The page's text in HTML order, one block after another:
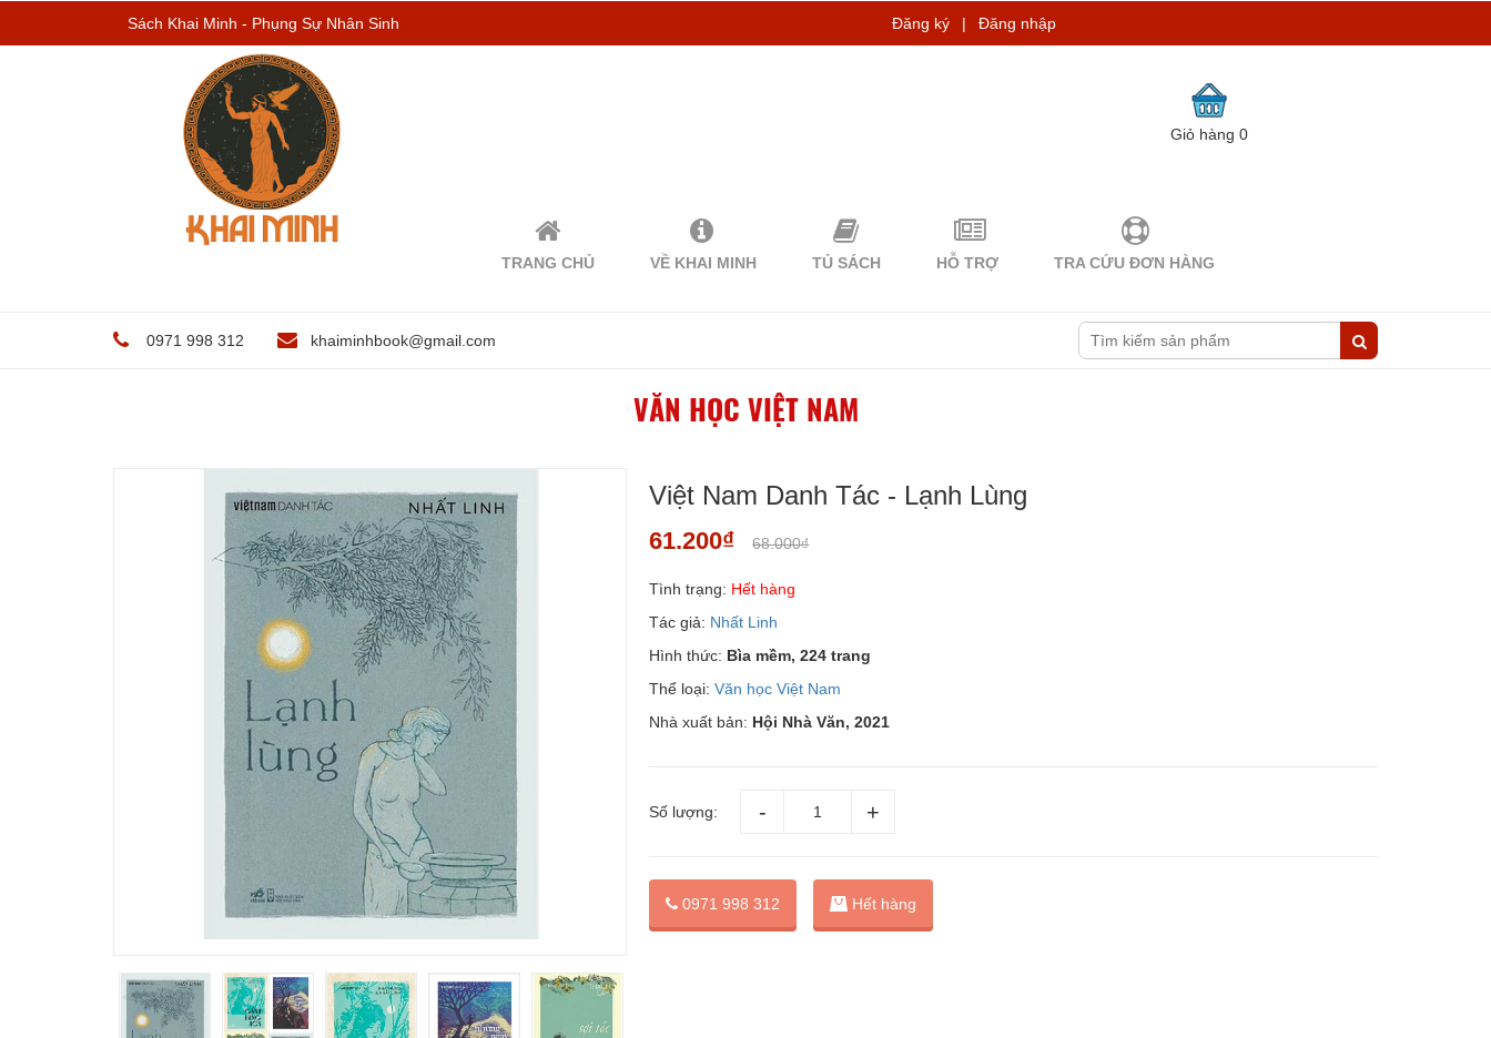
Sách Khai Minh - Phụng Sự Nhân Sinh Đăng ký | Đăng nhập
Giỏ hàng0
TRANG CHỦ VỀ KHAI MINH TỦ SÁCH HỖ TRỢ TRA CỨU ĐƠN HÀNG
0971 998 312 khaiminhbook@gmail.com
VĂN HỌC VIỆT NAM
Việt Nam Danh Tác - Lạnh Lùng
61.200₫ 68.000₫
Tình trạng: Hết hàng
Tác giả: Nhất Linh
Hình thức: Bìa mềm, 224 trang
Thể loại:Văn học Việt Nam
Nhà xuất bản: Hội Nhà Văn, 2021
Số lượng:
0971 998 312 Hết hàng